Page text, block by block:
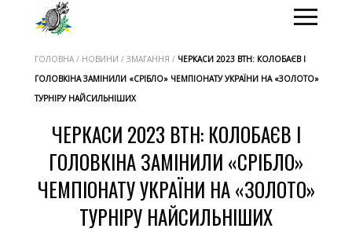
ГОЛОВНА / НОВИНИ / ЗМАГАННЯ / ЧЕРКАСИ 2023 ВТН: КОЛОБАЄВ І
ГОЛОВКІНА ЗАМІНИЛИ «СРІБЛО» ЧЕМПІОНАТУ УКРАЇНИ НА «ЗОЛОТО»
ТУРНІРУ НАЙСИЛЬНІШИХ
ЧЕРКАСИ 2023 ВТН: КОЛОБАЄВ І
ГОЛОВКІНА ЗАМІНИЛИ «СРІБЛО»
ЧЕМПІОНАТУ УКРАЇНИ НА «ЗОЛОТО»
ТУРНІРУ НАЙСИЛЬНІШИХ